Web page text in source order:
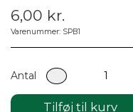
6,00 kr.
Varenummer: SPB1
Antal
Tilføj til kurv